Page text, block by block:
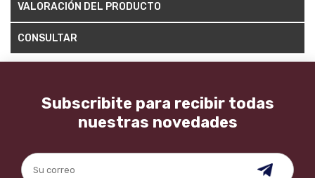
VALORACIÓN DEL PRODUCTO
CONSULTAR
Subscribite para recibir todas
nuestras novedades